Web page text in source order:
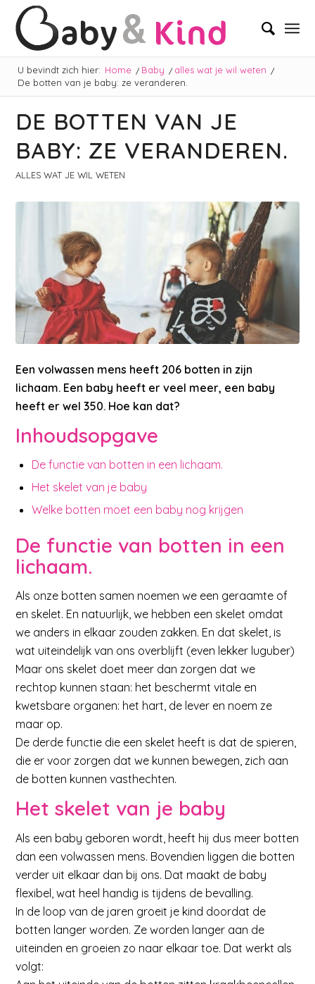
U bevindt zich hier: Home / Baby / alles wat je wil weten /
De botten van je baby: ze veranderen.
DE BOTTEN VAN JE
BABY: ZE VERANDEREN.
ALLES WAT JE WIL WETEN
Een volwassen mens heeft 206 botten in zijn
lichaam. Een baby heeft er veel meer, een baby
heeft er wel 350. Hoe kan dat?
Inhoudsopgave
De functie van botten in een lichaam.
Het skelet van je baby
Welke botten moet een baby nog krijgen
De functie van botten in een
lichaam.
Als onze botten samen noemen we een geraamte of
en skelet. En natuurlijk, we hebben een skelet omdat
we anders in elkaar zouden zakken. En dat skelet, is
wat uiteindelijk van ons overblijft (even lekker luguber)
Maar ons skelet doet meer dan zorgen dat we
rechtop kunnen staan: het beschermt vitale en
kwetsbare organen: het hart, de lever en noem ze
maar op.
De derde functie die een skelet heeft is dat de spieren,
die er voor zorgen dat we kunnen bewegen, zich aan
de botten kunnen vasthechten.
Het skelet van je baby
Als een baby geboren wordt, heeft hij dus meer botten
dan een volwassen mens. Bovendien liggen die botten
verder uit elkaar dan bij ons. Dat maakt de baby
flexibel, wat heel handig is tijdens de bevalling.
In de loop van de jaren groeit je kind doordat de
botten langer worden. Ze worden langer aan de
uiteinden en groeien zo naar elkaar toe. Dat werkt als
volgt: